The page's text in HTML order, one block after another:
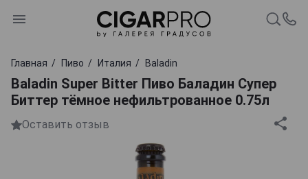
Главная Пиво Италия Baladin
Baladin Super Bitter Пиво Баладин Супер
Биттер тёмное нефильтрованное 0.75л
Оставить отзыв